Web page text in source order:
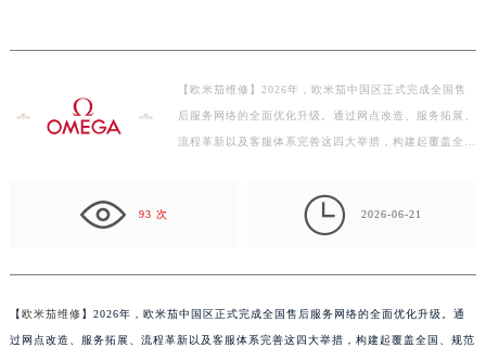
【欧米茄维修】2026年，欧米茄中国区正式完成全国售
后服务网络的全面优化升级。通过网点改造、服务拓展、
流程革新以及客服体系完善这四大举措，构建起覆盖全
93 次
 2026-06-21
【 欧米茄维修 】2026年，欧米茄中国区正式完成全国售后服务网络的全面优化升级。通
过网点改造、服务拓展、流程革新以及客服体系完善这四大举措，构建起覆盖全国、规范